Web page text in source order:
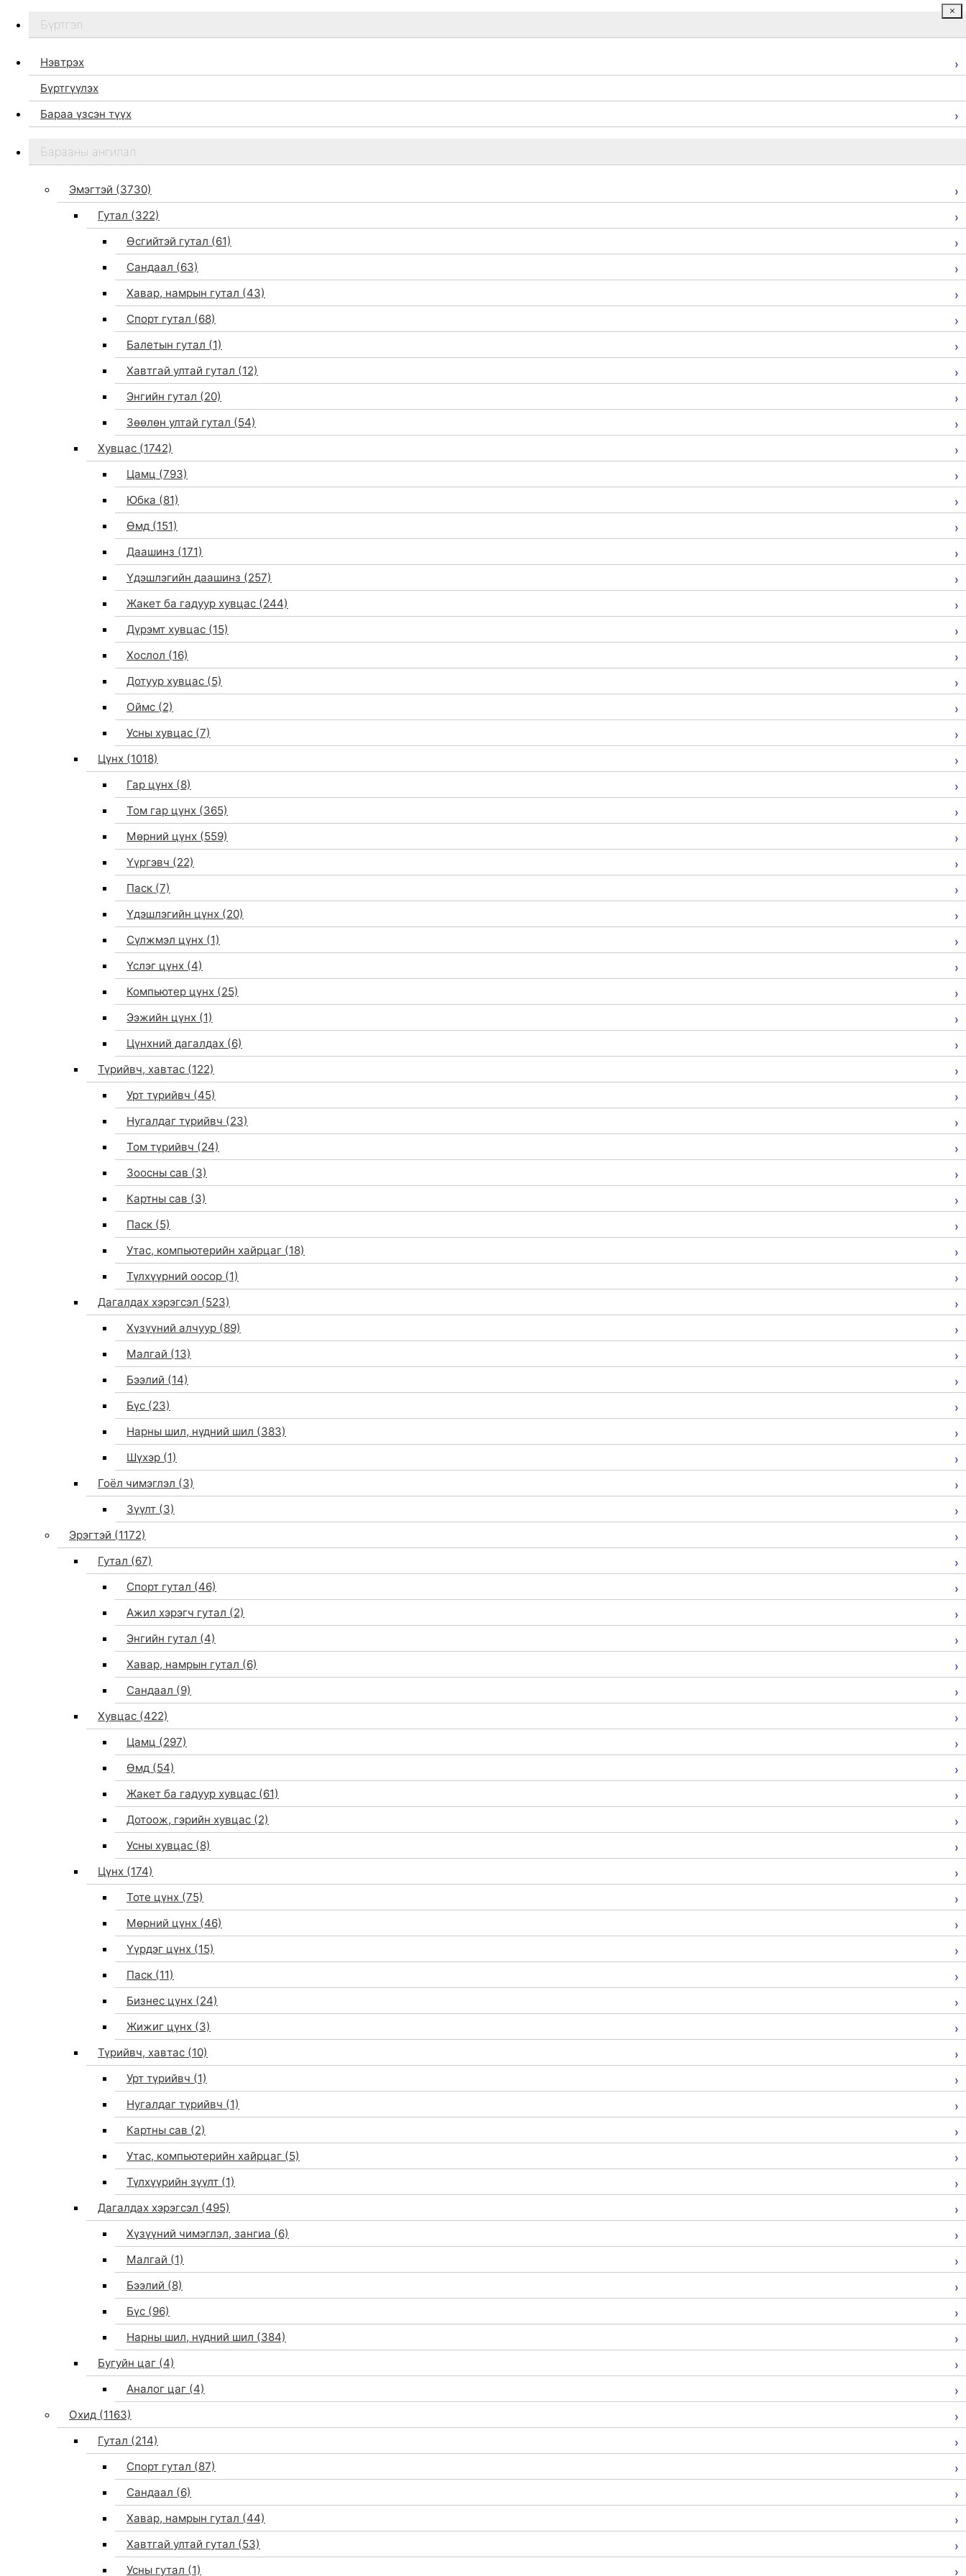
Бидний тухай
Дэлгүүр
Бүртгэл
Нэвтрэх
Бүртгүүлэх
Бараа үзсэн түүх
Барааны ангилал
Эмэгтэй (3730)
Гутал (322)
Өсгийтэй гутал (61)
Сандаал (63)
Хавар, намрын гутал (43)
Спорт гутал (68)
Балетын гутал (1)
Хавтгай ултай гутал (12)
Энгийн гутал (20)
Зөөлөн ултай гутал (54)
Хувцас (1742)
Цамц (793)
Юбка (81)
Өмд (151)
Даашинз (171)
Үдэшлэгийн даашинз (257)
Жакет ба гадуур хувцас (244)
Дүрэмт хувцас (15)
Хослол (16)
Дотуур хувцас (5)
Оймс (2)
Усны хувцас (7)
Цүнх (1018)
Гар цүнх (8)
Том гар цүнх (365)
Мөрний цүнх (559)
Үүргэвч (22)
Паск (7)
Үдэшлэгийн цүнх (20)
Сүлжмэл цүнх (1)
Үслэг цүнх (4)
Компьютер цүнх (25)
Ээжийн цүнх (1)
Цүнхний дагалдах (6)
Түрийвч, хавтас (122)
Урт түрийвч (45)
Нугалдаг түрийвч (23)
Том түрийвч (24)
Зоосны сав (3)
Картны сав (3)
Паск (5)
Утас, компьютерийн хайрцаг (18)
Түлхүүрний оосор (1)
Дагалдах хэрэгсэл (523)
Хүзүүний алчуур (89)
Малгай (13)
Бээлий (14)
Бүс (23)
Нарны шил, нүдний шил (383)
Шүхэр (1)
Гоёл чимэглэл (3)
Зүүлт (3)
Эрэгтэй (1172)
Гутал (67)
Спорт гутал (46)
Ажил хэрэгч гутал (2)
Энгийн гутал (4)
Хавар, намрын гутал (6)
Сандаал (9)
Хувцас (422)
Цамц (297)
Өмд (54)
Жакет ба гадуур хувцас (61)
Дотоож, гэрийн хувцас (2)
Усны хувцас (8)
Цүнх (174)
Тоте цүнх (75)
Мөрний цүнх (46)
Үүрдэг цүнх (15)
Паск (11)
Бизнес цүнх (24)
Жижиг цүнх (3)
Түрийвч, хавтас (10)
Урт түрийвч (1)
Нугалдаг түрийвч (1)
Картны сав (2)
Утас, компьютерийн хайрцаг (5)
Түлхүүрийн зүүлт (1)
Дагалдах хэрэгсэл (495)
Хүзүүний чимэглэл, зангиа (6)
Малгай (1)
Бээлий (8)
Бүс (96)
Нарны шил, нүдний шил (384)
Бугуйн цаг (4)
Аналог цаг (4)
Охид (1163)
Гутал (214)
Спорт гутал (87)
Сандаал (6)
Хавар, намрын гутал (44)
Хавтгай ултай гутал (53)
Усны гутал (1)